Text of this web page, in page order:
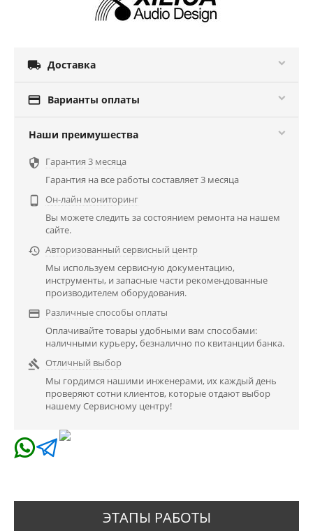
 Доставка
 Варианты оплаты
Наши преимушества
 Гарантия 3 месяца
Гарантия на все работы составляет 3 месяца

Он-лайн мониторинг
Вы можете следить за состоянием ремонта на нашем
сайте.
 Авторизованный сервисный центр
Мы используем сервисную документацию,
инструменты, и запасные части рекомендованные
производителем оборудования.
 Различные способы оплаты
Оплачивайте товары удобными вам способами:
наличными курьеру, безналично по квитанции банка.
 Отличный выбор
Мы гордимся нашими инженерами, их каждый день
проверяют сотни клиентов, которые отдают выбор
нашему Сервисному центру!
ЭТАПЫ РАБОТЫ